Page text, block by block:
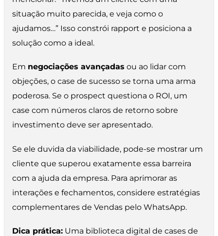
situação muito parecida, e veja como o
ajudamos…” Isso constrói rapport e posiciona a
solução como a ideal.
Em negociações avançadas ou ao lidar com
objeções, o case de sucesso se torna uma arma
poderosa. Se o prospect questiona o ROI, um
case com números claros de retorno sobre
investimento deve ser apresentado.
Se ele duvida da viabilidade, pode-se mostrar um
cliente que superou exatamente essa barreira
com a ajuda da empresa. Para aprimorar as
interações e fechamentos, considere estratégias
complementares de Vendas pelo WhatsApp.
Dica prática: Uma biblioteca digital de cases de